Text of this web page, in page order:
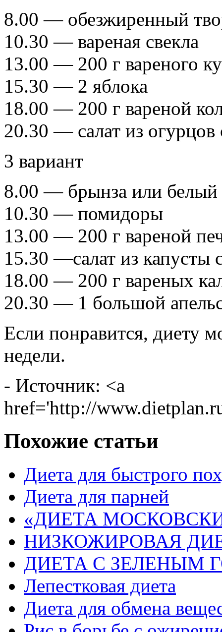
8.00 — обезжиренный
10.30 — вареная свекла
13.00 — 200 г вареного
15.30 — 2 яблока
18.00 — 200 г вареной
20.30 — салат из огурцов
3 вариант
8.00 — брынза или
10.30 — помидоры
13.00 — 200 г вареной
15.30 —салат из капусты
18.00 — 200 г вареных
20.30 — 1 большой
Если понравится, диету
недели.
- Источник: <a
href='http://
Похожие статьи
Диета для быстрого
Диета для парней
«ДИЕТА
НИЗКОЖИРОВАЯ
ДИЕТА С ЗЕЛЕНЫМ
Лепестковая диета
Диета для обмена